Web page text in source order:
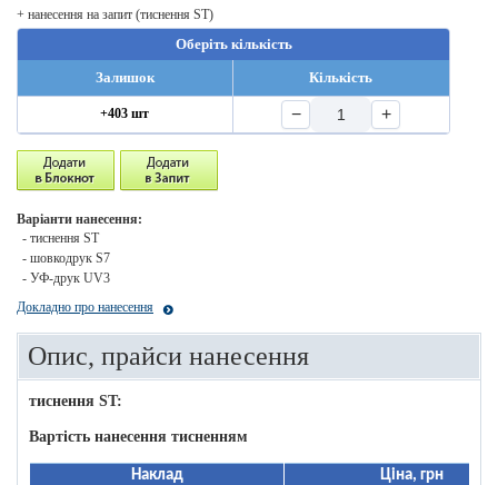
+ нанесення на запит (тиснення ST)
Оберіть кількість
Залишок
Кількість
+403 шт − +
Варіанти нанесення:
- тиснення ST
- шовкодрук S7
- УФ-друк UV3
Докладно про нанесення
Опис, прайси нанесення
тиснення ST:
Вартість нанесення тисненням
Наклад
Ціна, грн